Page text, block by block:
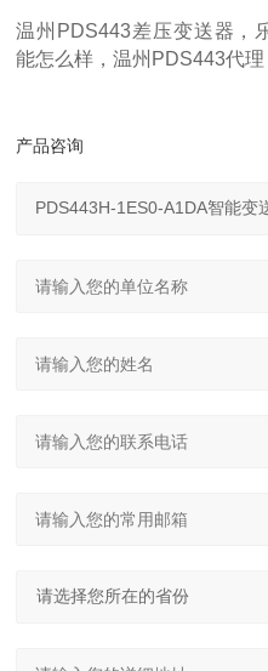
温州PDS443差压变送器，
能怎么样，温州PDS443代理
产品咨询